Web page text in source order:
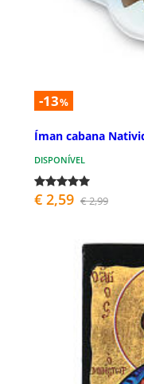
-13%
Íman cabana
DISPONÍVEL
€ 2,59 € 2,99